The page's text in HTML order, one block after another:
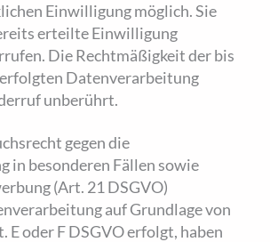
Einwilligung möglich. Sie
erteilte Einwilligung
Die Rechtmäßigkeit der bis
Datenverarbeitung
unberührt.
gegen die
in besonderen Fällen sowie
(Art. 21 DSGVO)
auf Grundlage von
E oder F DSGVO erfolgt, haben